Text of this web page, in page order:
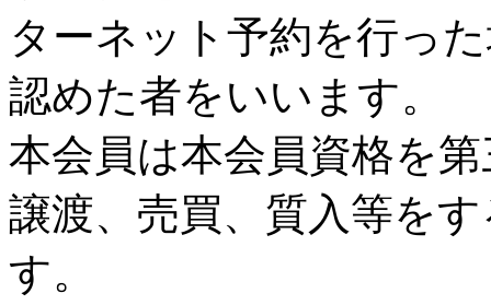
ターネット予約を行っ
認めた者をいいます。
本会員は本会員資格を
譲渡、売買、質入等を
す。